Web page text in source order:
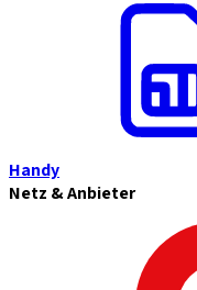
Handy
Netz & Anbieter